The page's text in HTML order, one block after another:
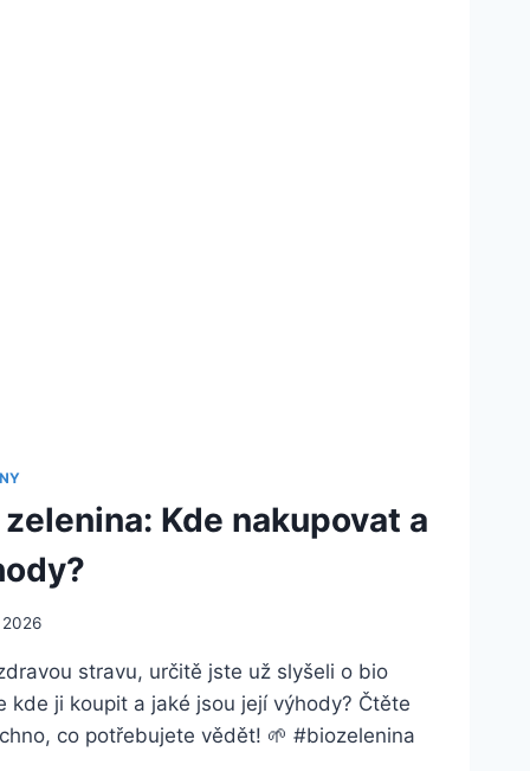
Kde nakupovat a
2026
stravu, určitě jste už slyšeli o bio
kde ji koupit a jaké jsou její výhody? Čtěte
co potřebujete vědět! 🌱 #biozelenina